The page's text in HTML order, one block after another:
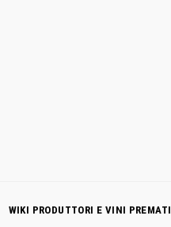
WIKI PRODUTTORI E VINI PREMATI